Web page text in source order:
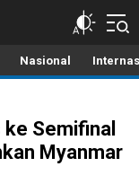
Nasional
Semifinal
Myanmar